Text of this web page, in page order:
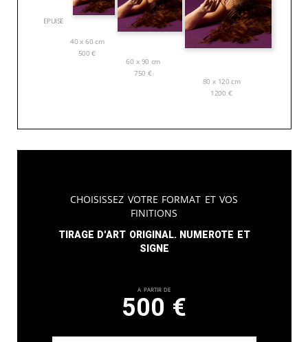
EPUISE
40 x 60 cm
500€
60 x 90 cm
750 €
80 x 120 cm
1200 €
Choisissez votre format et vos
finitions
Tirage d'art original. Numerote et
signe
A partir de
500 €